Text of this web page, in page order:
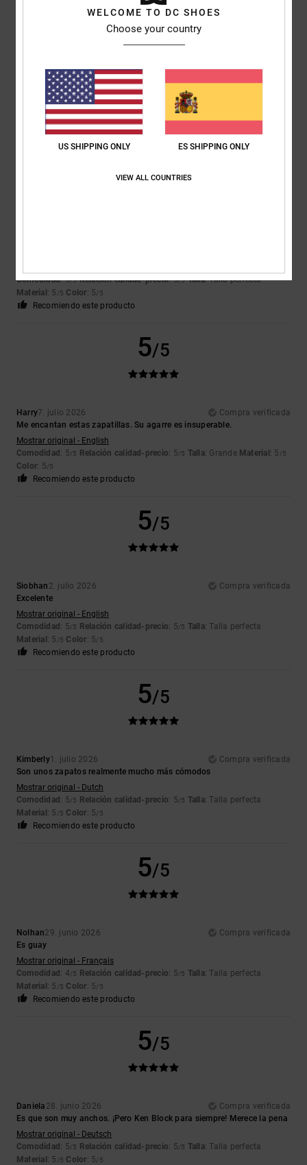
Eran justo lo que mi hijo quería
Mostrar original - English
Comodidad: 5/5 Relación calidad-precio : 5/5 Talla
Material: 5/5 Color: 5/5
Recomiendo este producto
5/5
Comodidad: 5/5 Relación calidad-precio: 5/5 Talla: Talla perfecta
Material: 5 /5 Color: 5/5
Recomiendo este producto
5/5
Harry7. julio 2026
Compra verificada
Me encantan estas zapatillas. Su agarre es insuperable.
Mostrar original - English
Comodidad: 5/5 Relación calidad-precio: 5/5 Talla: Grande Material: 5 /5
Color: 5/5
Recomiendo este producto
5/5
Siobhan 2. julio 2026
Compra verificada
Excelente
Mostrar original - English
Comodidad: 5/5 Relación calidad-precio: 5/5 Talla: Talla perfecta
Material: 5 /5 Color: 5/5
Recomiendo este producto
5/5
Kimberly1. julio 2026
Compra verificada
Son unos zapatos realmente mucho más cómodos
Mostrar original - Dutch
Comodidad: 5/5 Relación calidad-precio: 5/5 Talla: Talla perfecta
Material: 5 /5 Color: 5/5
Recomiendo este producto
5/5
Nolhan29. junio 2026
Compra verificada
Es guay
Mostrar original - Français
Comodidad: 4/5 Relación calidad-precio: 5/5 Talla: Talla perfecta
Material: 5 /5 Color: 5/5
Recomiendo este producto
5/5
Daniela 28. junio 2026
Compra verificada
Es que son muy anchos. ¡Pero Ken Block para siempre! Merece la pena
Mostrar original - Deutsch
Comodidad: 5/5 Relación calidad-precio: 5/5 Talla: Talla perfecta
Material: 5 /5 Color: 5/5
WELCOME TO DC SHOES
Choose your country
US SHIPPING ONLY ES SHIPPING ONLY
VIEW ALL COUNTRIES